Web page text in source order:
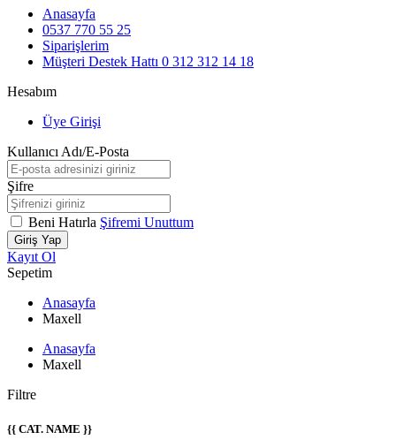
Anasayfa
0537 770 55 25
Siparişlerim
Müşteri Destek Hattı 0 312 312 14 18
Hesabım
Üye Girişi
Kullanıcı Adı/E-Posta
Şifre
Beni Hatırla Şifremi Unuttum
Giriş Yap
Kayıt Ol
Sepetim
Anasayfa
Maxell
Anasayfa
Maxell
Filtre
{{ CAT. NAME }}